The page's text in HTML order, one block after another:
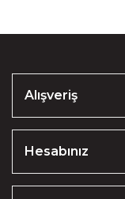
Alışveriş
Hesabınız